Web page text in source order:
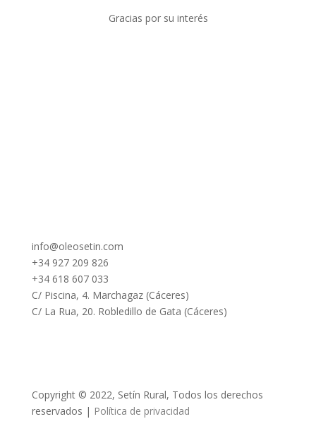
Gracias por su interés
info@oleosetin.com
+34 927 209 826
+34 618 607 033
C/ Piscina, 4. Marchagaz (Cáceres)
C/ La Rua, 20. Robledillo de Gata (Cáceres)
Copyright © 2022, Setín Rural, Todos los derechos
reservados | Política de privacidad